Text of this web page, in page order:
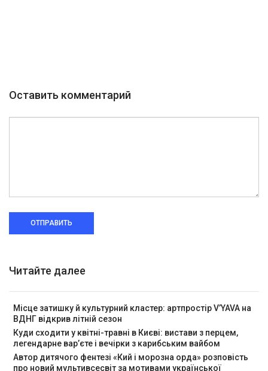
Оставить комментарий
ОТПРАВИТЬ
Читайте далее
Місце затишку й культурний кластер: артпростір V’YAVA на
ВДНГ відкрив літній сезон
Куди сходити у квітні-травні в Києві: вистави з перцем,
легендарне вар’єте і вечірки з карибським вайбом
Автор дитячого фентезі «Кий і морозна орда» розповість
про новий мультивсесвіт за мотивами української